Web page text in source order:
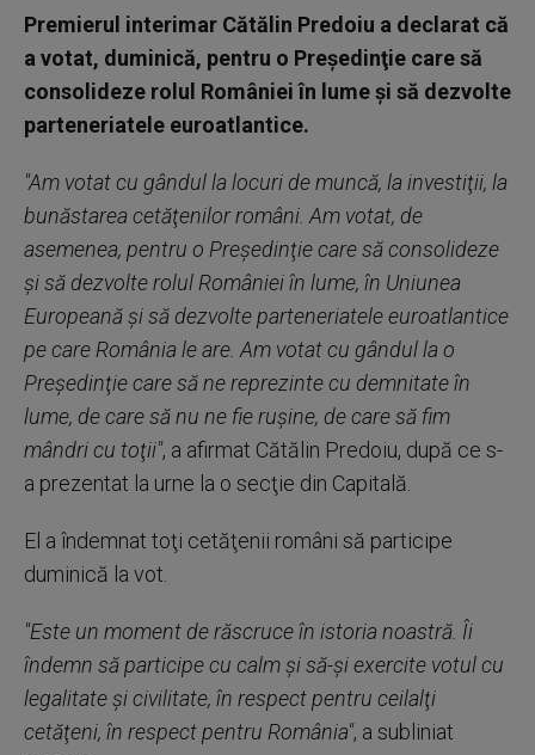
Premierul interimar Cătălin Predoiu a declarat că
a votat, duminică, pentru o Preşedinţie care să
consolideze rolul României în lume şi să dezvolte
parteneriatele euroatlantice.
"Am votat cu gândul la locuri de muncă, la investiţii, la
bunăstarea cetăţenilor români. Am votat, de
asemenea, pentru o Preşedinţie care să consolideze
şi să dezvolte rolul României în lume, în Uniunea
Europeană şi să dezvolte parteneriatele euroatlantice
pe care România le are. Am votat cu gândul la o
Preşedinţie care să ne reprezinte cu demnitate în
lume, de care să nu ne fie ruşine, de care să fim
mândri cu toţii", a afirmat Cătălin Predoiu, după ce s-
a prezentat la urne la o secţie din Capitală.
El a îndemnat toţi cetăţenii români să participe
duminică la vot.
"Este un moment de răscruce în istoria noastră. Îi
îndemn să participe cu calm şi să-şi exercite votul cu
legalitate şi civilitate, în respect pentru ceilalţi
cetăţeni, în respect pentru România", a subliniat